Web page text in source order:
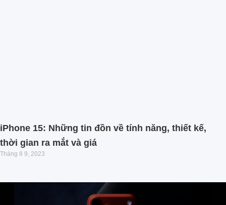
iPhone 15: Những tin đồn về tính năng, thiết kế,
thời gian ra mắt và giá
Tháng 8 9, 2023